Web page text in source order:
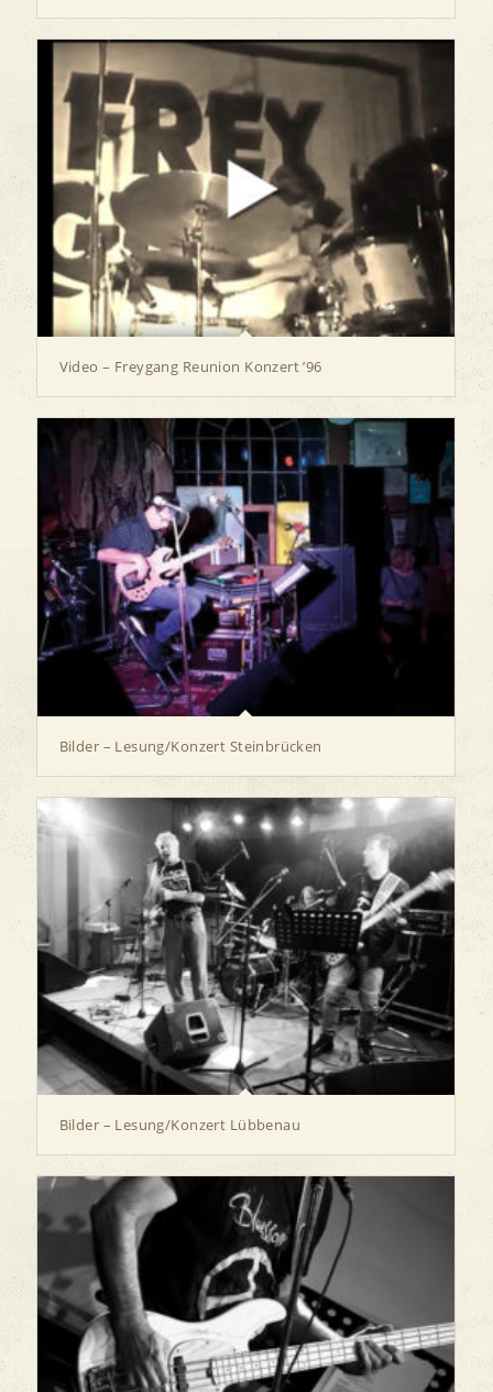
Video – Freygang Reunion Konzert ’96
Bilder – Lesung/Konzert Steinbrücken
Bilder – Lesung/Konzert Lübbenau